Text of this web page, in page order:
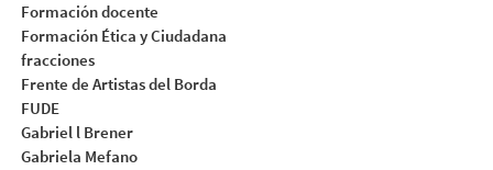
Formación docente
Formación Ética y Ciudadana
fracciones
Frente de Artistas del Borda
FUDE
Gabriel l Brener
Gabriela Mefano